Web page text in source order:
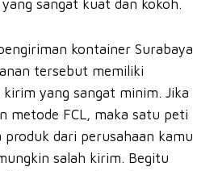
sangat kuat dan kokoh.
kontainer Surabaya
tersebut memiliki
kirim yang sangat minim. Jika
metode FCL, maka satu peti
produk dari perusahaan kamu
salah kirim. Begitu